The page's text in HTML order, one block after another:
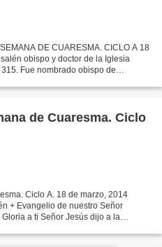
DE CUARESMA. CICLO A 18
obispo y doctor de la Iglesia
Fue nombrado obispo de
de Cuaresma. Ciclo
Ciclo A. 18 de marzo, 2014
+ Evangelio de nuestro Señor
a ti Señor Jesús dijo a la